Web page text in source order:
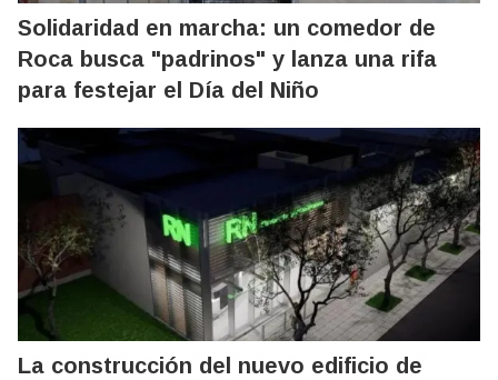
Solidaridad en marcha: un comedor de
Roca busca "padrinos" y lanza una rifa
para festejar el Día del Niño
La construcción del nuevo edificio de